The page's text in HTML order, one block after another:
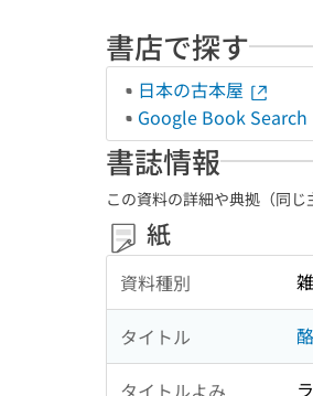
書店で探す
日本の古本屋
Google Book Search
書誌情報
この資料の詳細や典拠（同じ
紙
資料種別
タイトル
タイトルよみ